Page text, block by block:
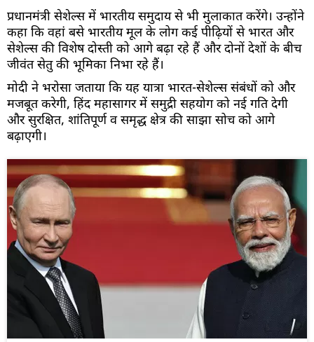
प्रधानमंत्री सेशेल्स में भारतीय समुदाय से भी मुलाकात करेंगे। उन्होंने
कहा कि वहां बसे भारतीय मूल के लोग कई पीढ़ियों से भारत और
सेशेल्स की विशेष दोस्ती को आगे बढ़ा रहे हैं और दोनों देशों के बीच
जीवंत सेतु की भूमिका निभा रहे हैं।
मोदी ने भरोसा जताया कि यह यात्रा भारत-सेशेल्स संबंधों को और
मजबूत करेगी, हिंद महासागर में समुद्री सहयोग को नई गति देगी
और सुरक्षित, शांतिपूर्ण व समृद्ध क्षेत्र की साझा सोच को आगे
बढ़ाएगी।